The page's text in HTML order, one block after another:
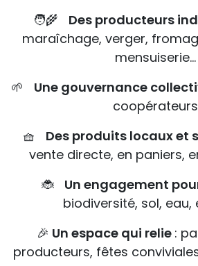
🧑‍🌾 Des producteurs
maraîchage, verger,
mensuiserie…
🌱 Une gouvernance
coopérateurs
🧺 Des produits locaux et
vente directe, en paniers,
🐞 Un engagement
biodiversité, sol, eau,
🎉 Un espace qui relie :
producteurs, fêtes